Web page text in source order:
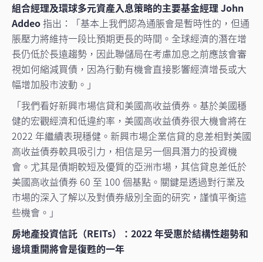
組合經理及環球多元資產入息策略的主要基金經理 John
Addeo指出：「基本上我們認為通脹會是暫時性的，但通
脹壓力將維持一段比預期更長的時間。全球經濟的潛在增
長仍低於長遠趨勢，因此聯儲局在考慮加息之前應該會審
視如何縮減買債，因為行動有機會直接影響經濟增長或大
幅增加股市波動。」
「我們看好新興市場信貸和美國高收益債券。基於美國穩
健的宏觀經濟和低違約率，美國高收益債券很大機會將在
2022 年繼續表現穩健。新興市場企業信貸的息差相對美國
高收益債券較具吸引力，相信是另一個具潛力的投資機
會。尤其是債期較短及優質的亞洲市場，其信貸息差低於
美國高收益債券 60 至 100 個基點。關鍵是透過對行業及
市場的深入了解以及對債券級別全面的研究，謹慎平衡這
些機會。」
房地產投資信託（REITs）：2022 年受惠於結構性趨勢和
邊境重開將會是復甦的一年